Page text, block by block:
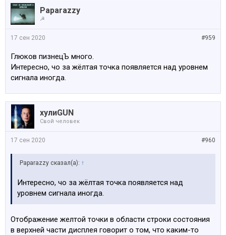
Paparazzy
☭
#959
17 сен 2020
Глюков пизнецЪ много.
Интересно, чо за жёлтая точка появляется над уровнем
сигнала иногда.
хулиGUN
Свой человек
#960
17 сен 2020
Paparazzy сказал(а): ↑
Интересно, чо за жёлтая точка появляется над
уровнем сигнала иногда.
Отображение желтой точки в области строки состояния
в верхней части дисплея говорит о том, что каким-то